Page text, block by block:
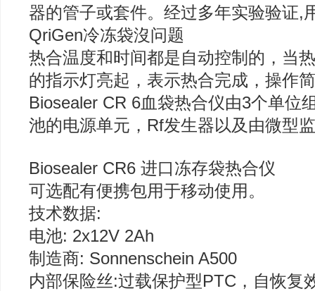
器的管子或套件。经过多年实验验证,
QriGen冷冻袋沒问题
热合温度和时间都是自动控制的，当
的指示灯亮起，表示热合完成，操作
Biosealer CR 6血袋热合仪由3个单位
池的电源单元，Rf发生器以及由微型
Biosealer CR6 进口冻存袋热合仪
可选配有便携包用于移动使用。
技术数据:
电池: 2x12V 2Ah
制造商: Sonnenschein A500
内部保险丝:过载保护型PTC，自恢复